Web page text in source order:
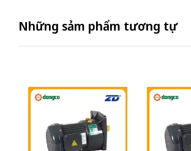
Những sảm phẩm tương tự